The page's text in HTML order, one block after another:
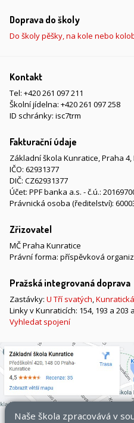
Doprava do školy
Do školy pěšky, na kole nebo
Kontakt
Tel: +420 261 097 211
Školní jídelna: +420 261 097 258
ID schránky: isc7trm
Fakturační údaje
Základní škola Kunratice, Praha 4,
IČO: 62931377
DIČ: CZ62931377
Účet: PPF banka a.s. - č.ú.:
Právnická osoba (ředitelství):
Zřizovatel
MČ Praha Kunratice
Právní forma: příspěvková
Pražská integrovaná doprava
Zastávky: U Tří svatých,
Linky v Kunraticích: 154, 193 a 203
Vyhledat spojení
Naše škola zpracovává v